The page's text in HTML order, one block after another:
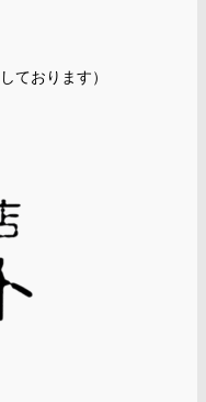
ております）